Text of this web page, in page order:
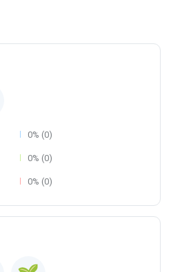
0% (0)
0% (0)
0% (0)